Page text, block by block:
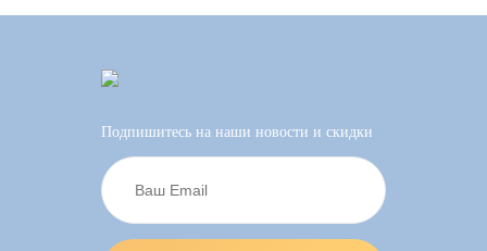
Подпишитесь на наши новости и скидки